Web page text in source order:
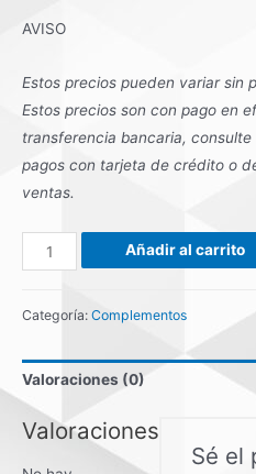
AVISO
Estos precios pueden variar sin
Estos precios son con pago en
transferencia bancaria,
pagos con tarjeta de crédito o
ventas.
SENSOR
DIGITAL
CORIX
cantidad
Añadir al carrito
Categoría: Complementos
Valoraciones (0)
Valoraciones
Sé el